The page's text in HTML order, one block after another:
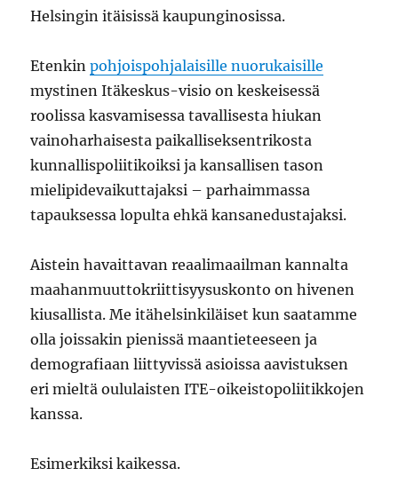
Helsingin itäisissä kaupunginosissa.
Etenkinpohjoispohjalaisille nuorukaisille
mystinen Itäkeskus-visio on keskeisessä
roolissa kasvamisessa tavallisesta hiukan
vainoharhaisesta paikalliseksentrikosta
kunnallispoliitikoiksi ja kansallisen tason
mielipidevaikuttajaksi – parhaimmassa
tapauksessa lopulta ehkä kansanedustajaksi.
Aistein havaittavan reaalimaailman kannalta
maahanmuuttokriittisyysuskonto on hivenen
kiusallista. Me itähelsinkiläiset kun saatamme
olla joissakin pienissä maantieteeseen ja
demografiaan liittyvissä asioissa aavistuksen
eri mieltä oululaisten ITE-oikeistopoliitikkojen
kanssa.
Esimerkiksi kaikessa.